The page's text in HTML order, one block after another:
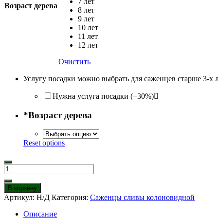
Возраст дерева
8 лет
9 лет
10 лет
11 лет
12 лет
Очистить
Услугу посадки можно выбрать для саженцев старше 3-х
Нужна услуга посадки (+30%)
*Возраст дерева
Reset options
Количество
товара
Колоновидная
слива
Виктория
В корзину
Артикул: Н/Д Категория: Саженцы сливы колоновидной
Описание